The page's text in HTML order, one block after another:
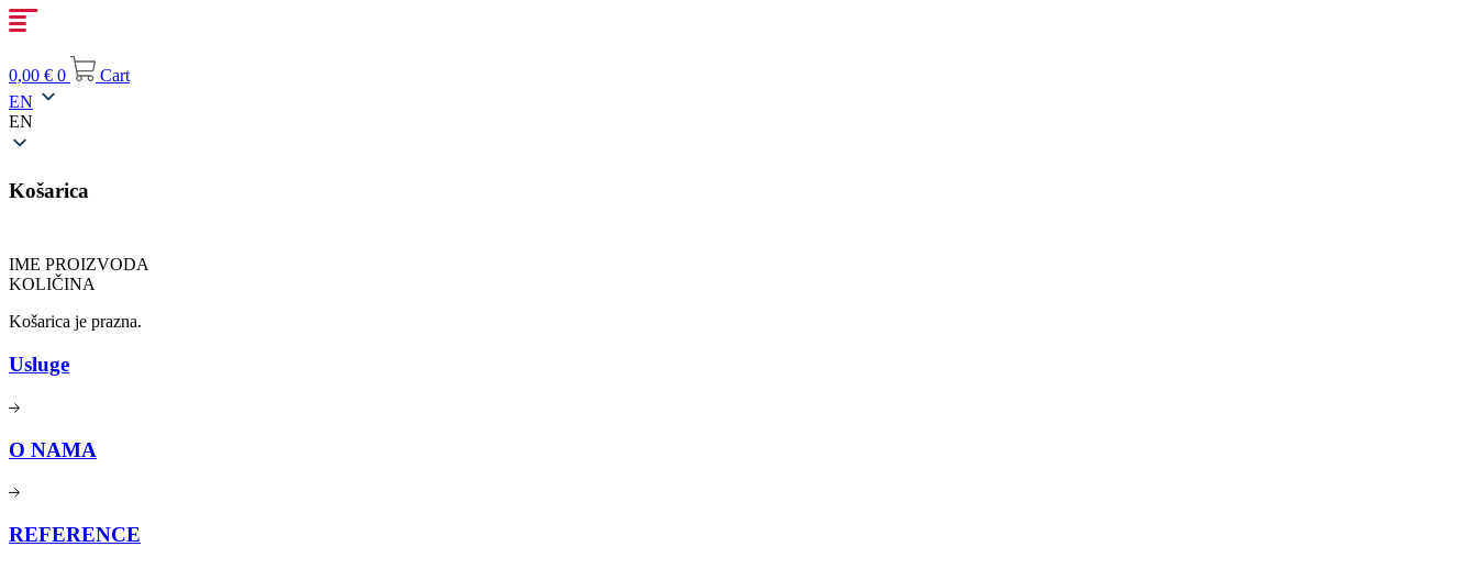
Skip
to
0,00 € 0
Cart
EN
EN
Košarica
IME PROIZVODA
KOLIČINA
Košarica je prazna.
Usluge
O NAMA
REFERENCE